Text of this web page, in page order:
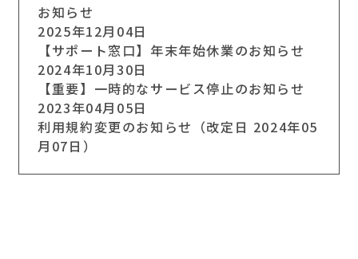
お知らせ
2025年12月04日
【サポート窓口】年末年始休業のお知らせ
2024年10月30日
【重要】一時的なサービス停止のお知らせ
2023年04月05日
利用規約変更のお知らせ（改定日 2024年05
月07日）